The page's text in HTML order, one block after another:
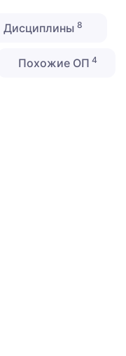
Дисциплины 8
Похожие ОП 4